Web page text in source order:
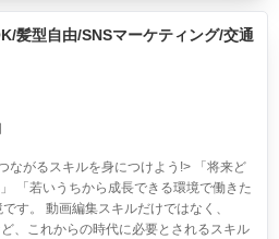
髪型自由/SNSマーケティング/交通
ながるスキルを身につけよう!> 「将来ど
「若いうちから成長できる環境で働きた
す。 動画編集スキルだけではなく、
、これからの時代に必要とされるスキル